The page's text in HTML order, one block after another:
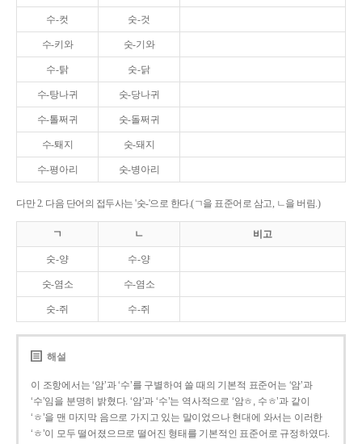
수-컷 숫-것
수-키와 숫-기와
수-탉 숫-닭
수-탕나귀 숫-당나귀
수-톨쩌귀 숫-돌쩌귀
수-퇘지 숫-돼지
수-평아리 숫-병아리
다만 2. 다음 단어의 접두사는 '숫-'으로 한다.(ㄱ을 표준어로 삼고, ㄴ을 버림.)
ㄱ ㄴ 비고
숫-양 수-양
숫-염소 수-염소
숫-쥐 수-쥐
해설
이 조항에서는 ‘암’과 ‘수’를 구별하여 쓸 때의 기본적 표준어는 ‘암’과
‘수’임을 분명히 밝혔다. ‘암’과 ‘수’는 역사적으로 ‘암ㅎ, 수ㅎ’과 같이
‘ㅎ’을 맨 마지막 음으로 가지고 있는 말이었으나 현대에 와서는 이러한
‘ㅎ’이 모두 떨어졌으므로 떨어진 형태를 기본적인 표준어로 규정하였다.